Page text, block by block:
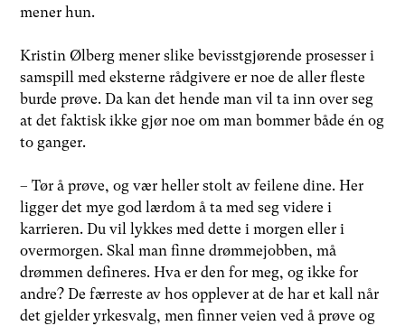
mener hun.
Kristin Ølberg mener slike bevisstgjørende prosesser i
samspill med eksterne rådgivere er noe de aller fleste
burde prøve. Da kan det hende man vil ta inn over seg
at det faktisk ikke gjør noe om man bommer både én og
to ganger.
– Tør å prøve, og vær heller stolt av feilene dine. Her
ligger det mye god lærdom å ta med seg videre i
karrieren. Du vil lykkes med dette i morgen eller i
overmorgen. Skal man finne drømmejobben, må
drømmen defineres. Hva er den for meg, og ikke for
andre? De færreste av hos opplever at de har et kall når
det gjelder yrkesvalg, men finner veien ved å prøve og